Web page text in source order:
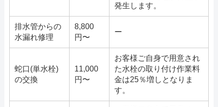
発生します。
排水管からの
水漏れ修理
8,800
円〜
ー
蛇口(単水栓)
の交換
11,000
円〜
お客様ご自身で用意され
た水栓の取り付け作業料
金は25％増しとなりま
す。